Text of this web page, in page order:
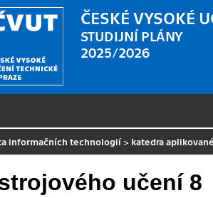
ČESKÉ VYSOKÉ
STUDIJNÍ PLÁNY
2025/2026
informačních technologií > katedra
učení 8